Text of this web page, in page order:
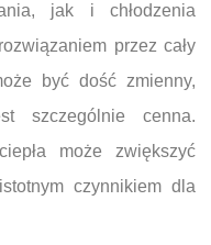
jak i chłodzenia
przez cały
być dość zmienny,
szczególnie cenna.
może zwiększyć
czynnikiem dla